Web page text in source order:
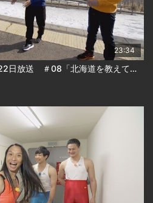
23:34
ハレバレティモンディ 5月22日放送 ＃08「北海道を教えてやる！(前)」